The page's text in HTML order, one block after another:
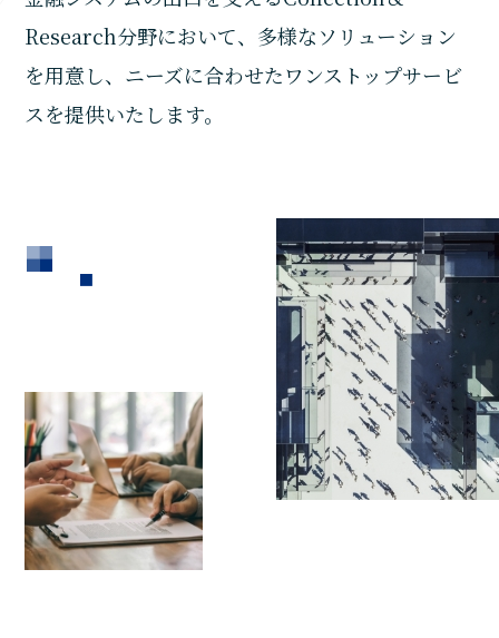
Research分野において、 多様なソリューション
を用意し、 ニーズに合わせたワンストップサービ
スを提供いたします。